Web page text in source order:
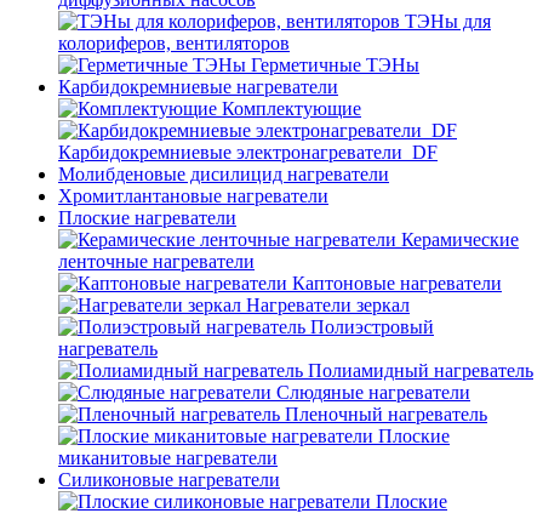
ТЭНы для
колориферов, вентиляторов
Герметичные ТЭНы
Карбидокремниевые нагреватели
Комплектующие
Карбидокремниевые электронагреватели_DF
Молибденовые дисилицид нагреватели
Хромитлантановые нагреватели
Плоские нагреватели
Керамические
ленточные нагреватели
Каптоновые нагреватели
Нагреватели зеркал
Полиэстровый
нагреватель
Полиамидный нагреватель
Слюдяные нагреватели
Пленочный нагреватель
Плоские
миканитовые нагреватели
Силиконовые нагреватели
Плоские